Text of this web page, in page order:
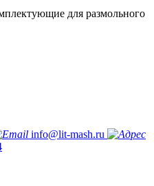
для размольного
info@lit-mash.ru